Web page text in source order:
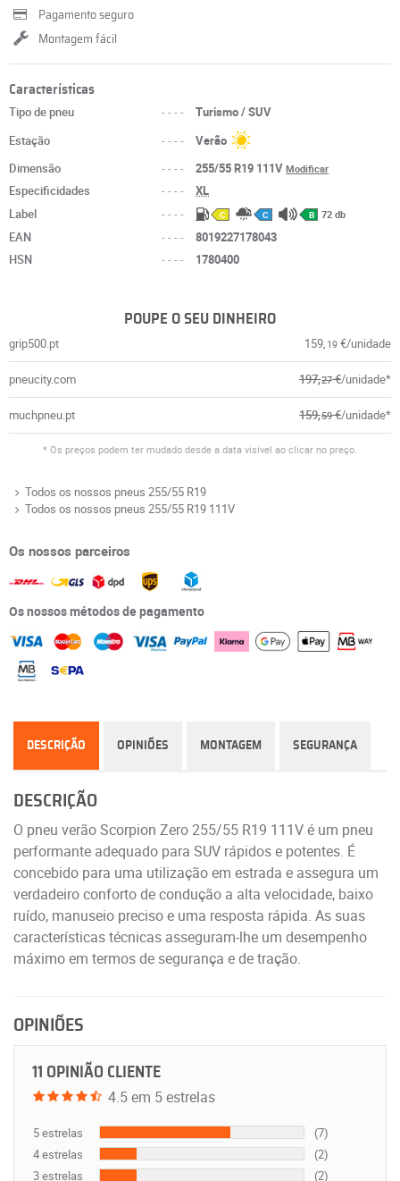
Pagamento seguro
Montagem fácil
Características
Tipo de pneu ----
Turismo / SUV
Estação
----
Verão
Dimensão
---- 255/55 R19 111VModificar
Especificidades ----
XL
Label
---- C C B 72 db
EAN ----
8019227178043
HSN
---- 1780400
POUPE O SEU DINHEIRO
grip500.pt 159, 19 €/unidade
pneucity.com 197,27€/unidade*
muchpneu.pt 159,59€/unidade*
* Os preços podem ter mudado desde a data visível ao clicar no preço.
Todos os nossos pneus 255/55 R19
Todos os nossos pneus 255/55 R19 111V
Os nossos parceiros
Os nossos métodos de pagamento
DESCRIÇÃO OPINIÕES MONTAGEM SEGURANÇA
DESCRIÇÃO
O pneu verão Scorpion Zero 255/55 R19 111V é um pneu
performante adequado para SUV rápidos e potentes. É
concebido para uma utilização em estrada e assegura um
verdadeiro conforto de condução a alta velocidade, baixo
ruído, manuseio preciso e uma resposta rápida. As suas
características técnicas asseguram-lhe um desempenho
máximo em termos de segurança e de tração.
OPINIÕES
11 OPINIÃO CLIENTE
4.5 em 5 estrelas
5 estrelas
(7)
4 estrelas
(2)
3 estrelas
(2)